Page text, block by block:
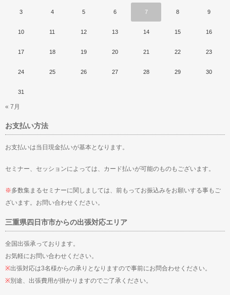
3 4 5 6 7 8 9
10 11 12 13 14 15 16
17 18 19 20 21 22 23
24 25 26 27 28 29 30
31
« 7月
お支払い方法
お支払いは当日現金払いが基本となります。
セミナー、セッションによっては、カード払いが可能のものもございます。
※多数集まるセミナーに関しましては、前もってお振込みをお願いする事もご
ざいます。お問い合わせください。
三重県四日市市からの出張対応エリア
全国出張承っております。
お気軽にお問い合わせください。
※出張対応は3名様からの承りとなりますので事前にお問合わせください。
※別途、出張費用が掛かりますのでご了承ください。